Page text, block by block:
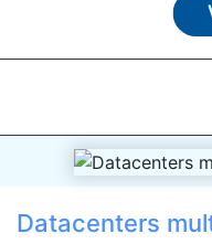
Datacenters